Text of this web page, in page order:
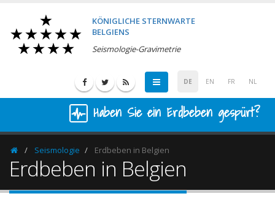
KÖNIGLICHE STERNWARTE
BELGIENS
Seismologie-Gravimetrie
DE EN FR NL
Haben Sie ein Erdbeben gespürt?
HomepageSeismologie Erdbeben in Belgien
Erdbeben in Belgien